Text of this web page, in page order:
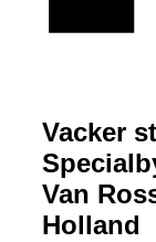
Vacker
Van
Holland